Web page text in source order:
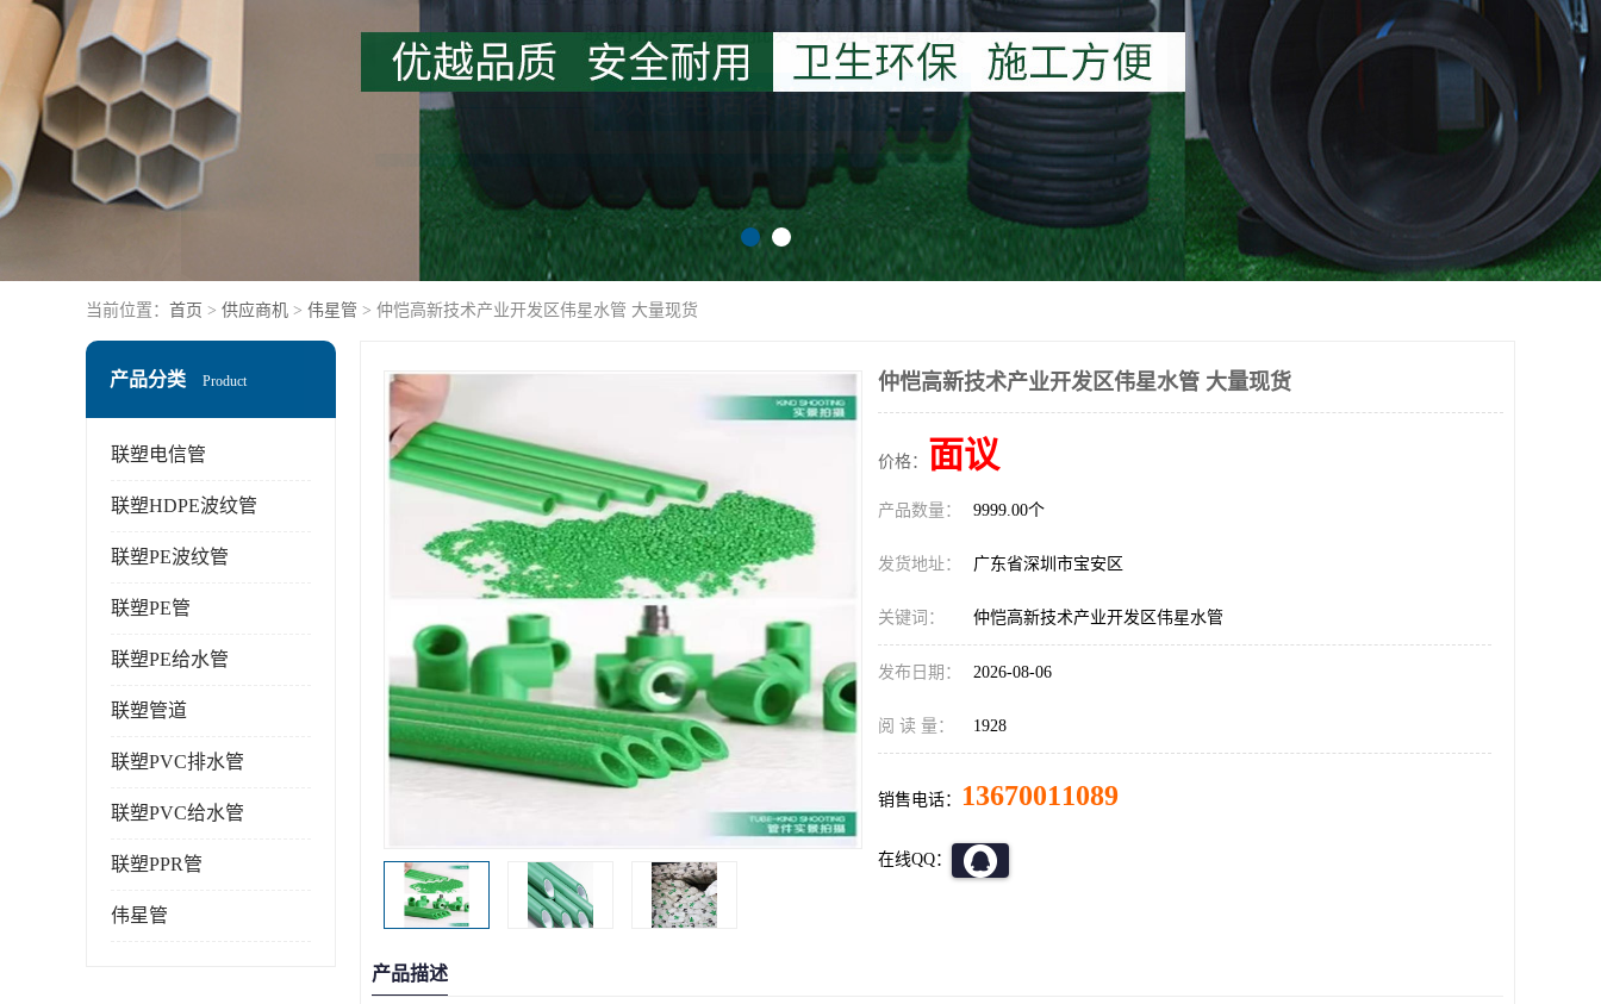
当前位置： 首页 > 供应商机 > 伟星管 > 仲恺高新技术产业开发区伟星水管 大量现货
产品分类 Product
联塑电信管
联塑HDPE波纹管
联塑PE波纹管
联塑PE管
联塑PE给水管
联塑管道
联塑PVC排水管
联塑PVC给水管
联塑PPR管
伟星管
仲恺高新技术产业开发区伟星水管 大量现货
价格： 面议
产品数量： 9999.00个
发货地址： 广东省深圳市宝安区
关键词： 仲恺高新技术产业开发区伟星水管
发布日期： 2026-08-06
阅 读 量： 1928
销售电话： 13670011089
在线QQ：
产品描述